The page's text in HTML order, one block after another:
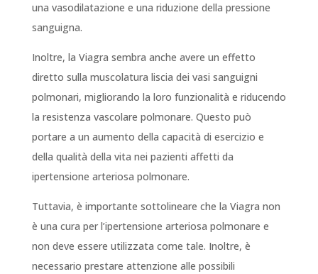
una vasodilatazione e una riduzione della pressione
sanguigna.
Inoltre, la Viagra sembra anche avere un effetto
diretto sulla muscolatura liscia dei vasi sanguigni
polmonari, migliorando la loro funzionalità e riducendo
la resistenza vascolare polmonare. Questo può
portare a un aumento della capacità di esercizio e
della qualità della vita nei pazienti affetti da
ipertensione arteriosa polmonare.
Tuttavia, è importante sottolineare che la Viagra non
è una cura per l’ipertensione arteriosa polmonare e
non deve essere utilizzata come tale. Inoltre, è
necessario prestare attenzione alle possibili